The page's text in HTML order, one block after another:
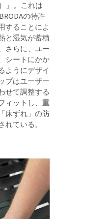
」。これは
の特許
することによ
と湿気が蓄積
さらに、ユー
シートにかか
ようにデザイ
プはユーザー
せて調整する
ィットし、重
床ずれ」の防
れている。